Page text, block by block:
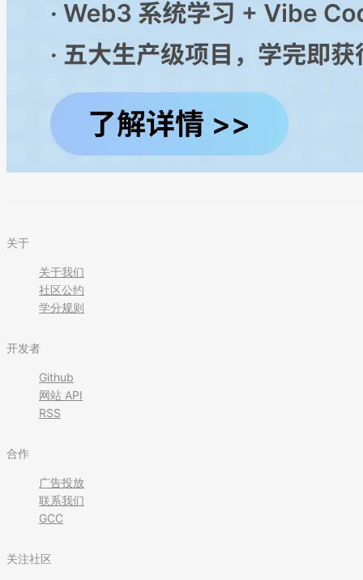
关于
关于我们
社区公约
学分规则
开发者
Github
网站 API
RSS
合作
广告投放
联系我们
GCC
关注社区